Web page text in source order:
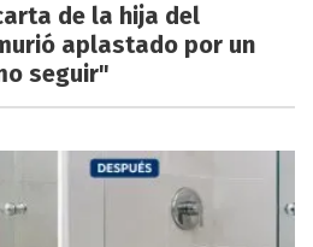
de la hija del
aplastado por un
seguir"